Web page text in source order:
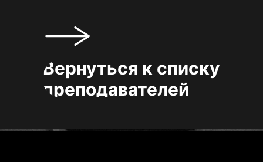
Вернуться к списку
преподавателей